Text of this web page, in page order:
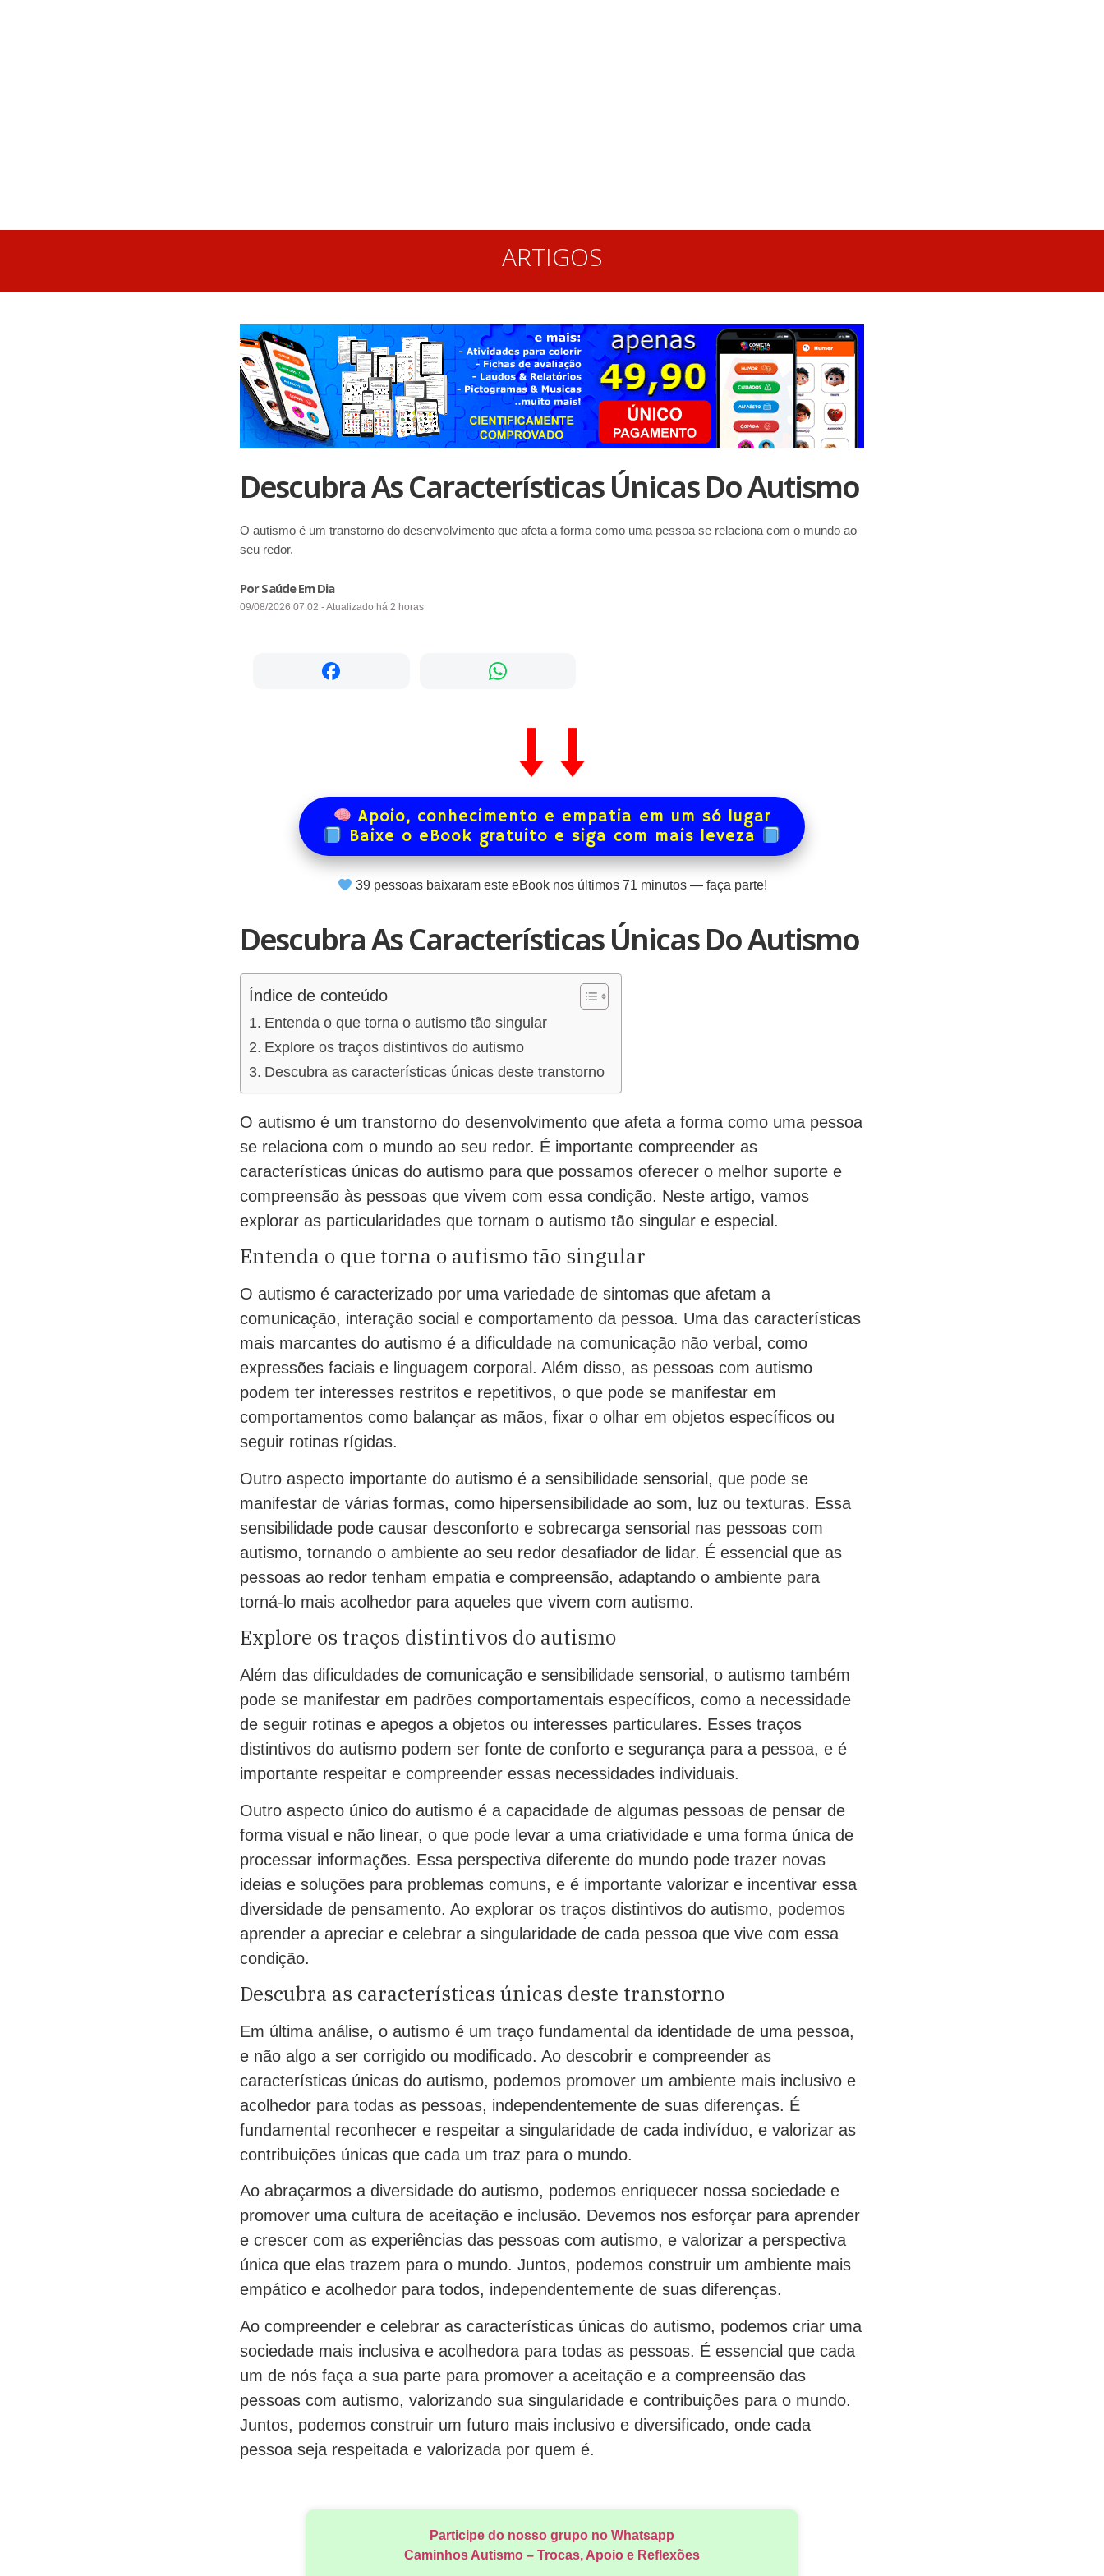
ARTIGOS
Descubra As Características Únicas Do Autismo
O autismo é um transtorno do desenvolvimento que afeta a forma como uma pessoa se relaciona com o mundo ao
seu redor.
Por Saúde Em Dia
09/08/2026 07:02 - Atualizado há 2 horas
Apoio, conhecimento e empatia em um só lugar
Baixe o eBook gratuito e siga com mais leveza
39pessoas baixaram este eBook nos últimos 71 minutos — faça parte!
Descubra As Características Únicas Do Autismo
Índice de conteúdo
Entenda o que torna o autismo tão singular
Explore os traços distintivos do autismo
Descubra as características únicas deste transtorno
O autismo é um transtorno do desenvolvimento que afeta a forma como uma pessoa
se relaciona com o mundo ao seu redor. É importante compreender as
características únicas do autismo para que possamos oferecer o melhor suporte e
compreensão às pessoas que vivem com essa condição. Neste artigo, vamos
explorar as particularidades que tornam o autismo tão singular e especial.
Entenda o que torna o autismo tão singular
O autismo é caracterizado por uma variedade de sintomas que afetam a
comunicação, interação social e comportamento da pessoa. Uma das características
mais marcantes do autismo é a dificuldade na comunicação não verbal, como
expressões faciais e linguagem corporal. Além disso, as pessoas com autismo
podem ter interesses restritos e repetitivos, o que pode se manifestar em
comportamentos como balançar as mãos, fixar o olhar em objetos específicos ou
seguir rotinas rígidas.
Outro aspecto importante do autismo é a sensibilidade sensorial, que pode se
manifestar de várias formas, como hipersensibilidade ao som, luz ou texturas. Essa
sensibilidade pode causar desconforto e sobrecarga sensorial nas pessoas com
autismo, tornando o ambiente ao seu redor desafiador de lidar. É essencial que as
pessoas ao redor tenham empatia e compreensão, adaptando o ambiente para
torná-lo mais acolhedor para aqueles que vivem com autismo.
Explore os traços distintivos do autismo
Além das dificuldades de comunicação e sensibilidade sensorial, o autismo também
pode se manifestar em padrões comportamentais específicos, como a necessidade
de seguir rotinas e apegos a objetos ou interesses particulares. Esses traços
distintivos do autismo podem ser fonte de conforto e segurança para a pessoa, e é
importante respeitar e compreender essas necessidades individuais.
Outro aspecto único do autismo é a capacidade de algumas pessoas de pensar de
forma visual e não linear, o que pode levar a uma criatividade e uma forma única de
processar informações. Essa perspectiva diferente do mundo pode trazer novas
ideias e soluções para problemas comuns, e é importante valorizar e incentivar essa
diversidade de pensamento. Ao explorar os traços distintivos do autismo, podemos
aprender a apreciar e celebrar a singularidade de cada pessoa que vive com essa
condição.
Descubra as características únicas deste transtorno
Em última análise, o autismo é um traço fundamental da identidade de uma pessoa,
e não algo a ser corrigido ou modificado. Ao descobrir e compreender as
características únicas do autismo, podemos promover um ambiente mais inclusivo e
acolhedor para todas as pessoas, independentemente de suas diferenças. É
fundamental reconhecer e respeitar a singularidade de cada indivíduo, e valorizar as
contribuições únicas que cada um traz para o mundo.
Ao abraçarmos a diversidade do autismo, podemos enriquecer nossa sociedade e
promover uma cultura de aceitação e inclusão. Devemos nos esforçar para aprender
e crescer com as experiências das pessoas com autismo, e valorizar a perspectiva
única que elas trazem para o mundo. Juntos, podemos construir um ambiente mais
empático e acolhedor para todos, independentemente de suas diferenças.
Ao compreender e celebrar as características únicas do autismo, podemos criar uma
sociedade mais inclusiva e acolhedora para todas as pessoas. É essencial que cada
um de nós faça a sua parte para promover a aceitação e a compreensão das
pessoas com autismo, valorizando sua singularidade e contribuições para o mundo.
Juntos, podemos construir um futuro mais inclusivo e diversificado, onde cada
pessoa seja respeitada e valorizada por quem é.
Participe do nosso grupo no Whatsapp
Caminhos Autismo – Trocas, Apoio e Reflexões